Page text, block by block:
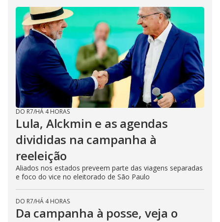
DO R7/HÁ 4 HORAS
Lula, Alckmin e as agendas
divididas na campanha à
reeleição
Aliados nos estados preveem parte das viagens separadas
e foco do vice no eleitorado de São Paulo
DO R7/HÁ 4 HORAS
Da campanha à posse, veja o